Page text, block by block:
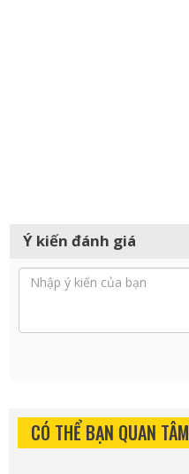
Ý kiến đánh giá
CÓ THỂ BẠN QUAN TÂM